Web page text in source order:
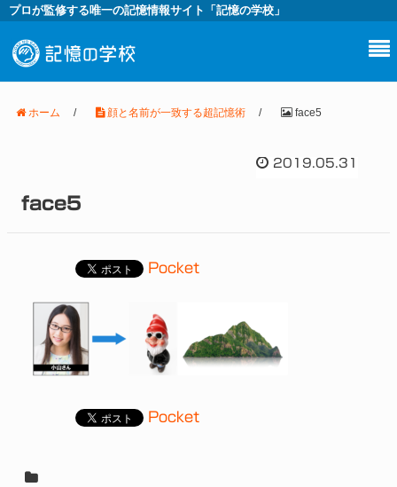
プロが監修する唯一の記憶情報サイト「記憶の学校」
ホーム / 顔と名前が一致する超記憶術 / face5
2019.05.31
face5
Pocket
Pocket